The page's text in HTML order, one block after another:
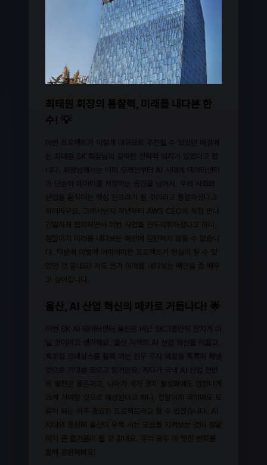
최태원 회장의 통찰력, 미래를 내다본 한
수! 💡
이번 프로젝트가 이렇게 대규모로 추진될 수 있었던 배경에
는 최태원 SK 회장님의 강력한 전략적 의지가 있었다고 합
니다. 회장님께서는 이미 오래전부터 AI 시대에 데이터센터
가 단순히 데이터를 저장하는 공간을 넘어서, 우리 사회와
산업을 움직이는 핵심 인프라가 될 것이라고 통찰하셨다고
하더라구요. 그래서인지 작년부터 AWS CEO와 직접 만나
긴밀하게 협의하면서 이번 사업을 진두지휘하셨다고 하니,
정말이지 미래를 내다보는 혜안에 감탄하지 않을 수 없습니
다. 덕분에 이렇게 어마어마한 프로젝트가 현실이 될 수 있
었던 것 같네요! 저도 뭔가 미래를 내다보는 혜안을 좀 배우
고 싶어집니다.
울산, AI 산업 혁신의 메카로 거듭나다! 🌟
이번 SK AI 데이터센터 울산은 비단 SK그룹만의 잔치가 아
닐 것이라고 생각해요. 울산 지역의 AI 산업 혁신을 이끌고,
제조업 르네상스를 활짝 여는 선두 주자 역할을 톡톡히 해낼
것으로 기대를 모으고 있거든요. 게다가 국내 AI 산업 전반
의 발전은 물론이고, 나아가 국가 경제 활성화에도 엄청나게
크게 기여할 것으로 예상된다고 하니, 정말이지 국익에도 도
움이 되는 아주 중요한 프로젝트라고 할 수 있겠습니다. AI
시대의 중심에 울산이 우뚝 서는 모습을 지켜보는 것이 정말
이지 큰 즐거움이 될 것 같네요. 우리 모두 이 멋진 변화를
함께 응원해봐요!